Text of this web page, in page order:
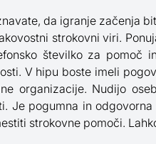
da igranje začenja
strokovni viri.
številko za pomoč
V hipu boste imeli
organizacije. Nudijo
Je pogumna in
strokovne pomoči.